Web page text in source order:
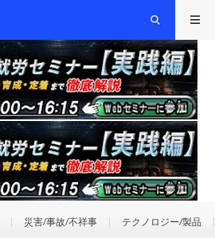
災害/事故/不祥事 テクノロジー/製品